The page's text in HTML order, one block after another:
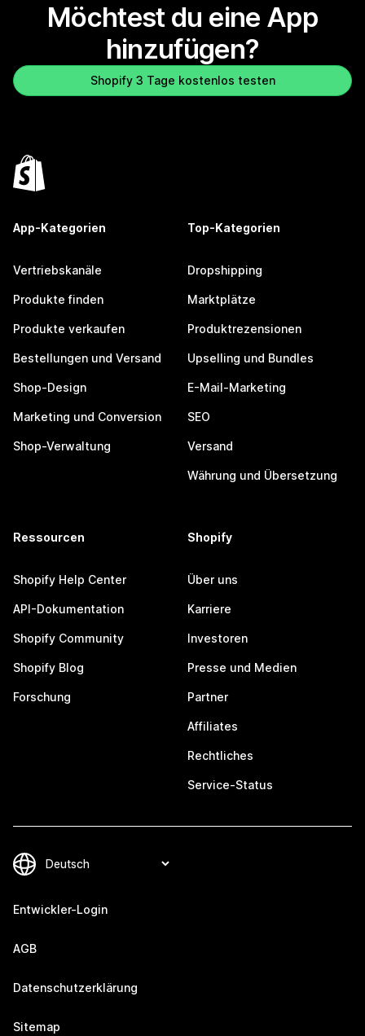
Möchtest du eine App
hinzufügen?
Shopify 3 Tage kostenlos testen
App-Kategorien
Vertriebskanäle
Produkte finden
Produkte verkaufen
Bestellungen und Versand
Shop-Design
Marketing und Conversion
Shop-Verwaltung
Top-Kategorien
Dropshipping
Marktplätze
Produktrezensionen
Upselling und Bundles
E-Mail-Marketing
SEO
Versand
Währung und Übersetzung
Ressourcen
Shopify Help Center
API-Dokumentation
Shopify Community
Shopify Blog
Forschung
Shopify
Über uns
Karriere
Investoren
Presse und Medien
Partner
Affiliates
Rechtliches
Service-Status
Entwickler-Login
AGB
Datenschutzerklärung
Sitemap